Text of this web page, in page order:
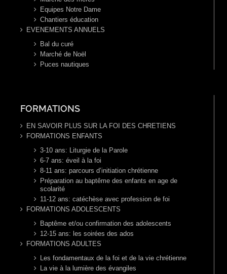
Equipes Notre Dame
Chantiers éducation
EVENEMENTS ANNUELS
Bal du curé
Marché de Noël
Puces nautiques
FORMATIONS
EN SAVOIR PLUS SUR LA FOI DES CHRETIENS
FORMATIONS ENFANTS
3-10 ans: Liturgie de la Parole
6-7 ans: éveil à la foi
8-11 ans: parcours d’initiation chrétienne
Préparation au baptême des enfants en age de
scolarité
11-12 ans: catéchèse avec profession de foi
FORMATIONS ADOLESCENTS
Baptême et/ou confirmation des adolescents
12-15 ans: les soirées des ados
FORMATIONS ADULTES
Les fondamentaux de la foi et de la vie chrétienne
La vie à la lumière des évangiles